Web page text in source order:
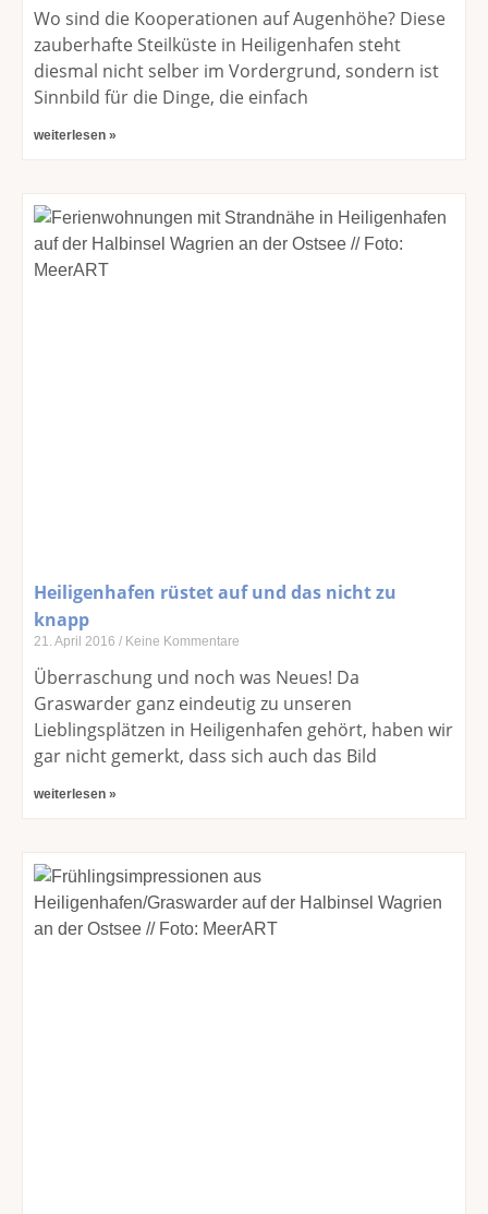
Wo sind die Kooperationen auf Augenhöhe? Diese
zauberhafte Steilküste in Heiligenhafen steht
diesmal nicht selber im Vordergrund, sondern ist
Sinnbild für die Dinge, die einfach
weiterlesen »
Heiligenhafen rüstet auf und das nicht zu
knapp
21. April 2016 Keine Kommentare
Überraschung und noch was Neues! Da
Graswarder ganz eindeutig zu unseren
Lieblingsplätzen in Heiligenhafen gehört, haben wir
gar nicht gemerkt, dass sich auch das Bild
weiterlesen »